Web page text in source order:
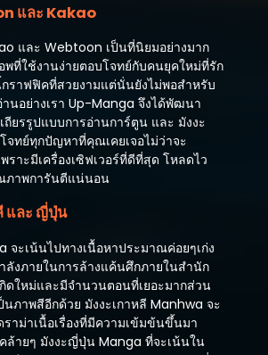
และ Kakao
และ Webtoon เป็นที่นิยมอย่างมาก
พที่ใช้งานง่ายตอบโจทย์กับคนยุคใหม่ที่รัก
ราฟฟิคที่สวยงามแต่นั่นยังไม่พอสำหรับ
านอย่างเรา Up-Manga จึงได้พัฒนา
ถียรรูปแบบการอ่านการ์ตูน และ มังงะ
จทย์ทุกปัญหาที่คุณเคยเจอไม่ว่าจะ
ราะมีเครื่องเซิฟเวอร์ที่ดีที่สุด โหลดไว
ภาพการันตีแน่นอน
และ ญี่ปุ่น
จะเน้นไปทางเนื้อหาประมาณค่อยๆเก่ง
ลังภายในการล้างแค้นศึกภายในสำนัก
ดใหม่และมีจำนวนตอนที่เยอะมากส่วน
ภาพสีอีกด้วย มังงะเกาหลี Manhwa จะ
ราม่าเนื้อเรื่องที่มีความเข้มข้นขึ้นมา
ายๆ มังงะญี่ปุ่น Manga ที่จะเน้นใน